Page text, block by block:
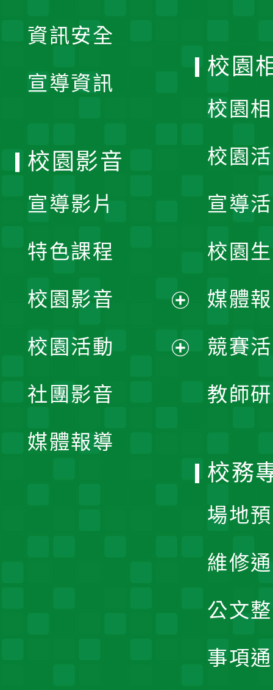
資訊安全
宣導資訊
校園
校園
校園
宣導
校園
媒體
競賽
教師
校園影音
宣導影片
特色課程
校園影音
開
校園活動
社團影音
媒體報導
校務
場地
維修
公文
事項